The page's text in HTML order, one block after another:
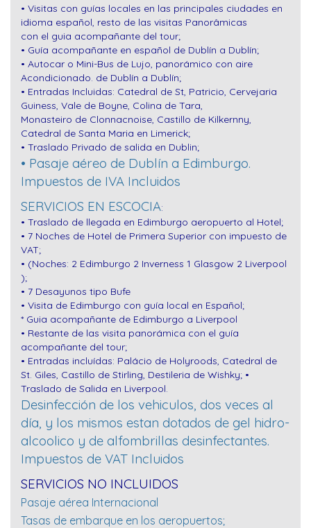
• Visitas con guías locales en las principales ciudades en
idioma español, resto de las visitas Panorâmicas
con el guia acompañante del tour;
• Guía acompañante en español de Dublín a Dublín;
• Autocar o Mini-Bus de Lujo, panorámico con aire
Acondicionado. de Dublín a Dublín;
• Entradas Incluidas: Catedral de St, Patricio, Cervejaria
Guiness, Vale de Boyne, Colina de Tara,
Monasteiro de Clonnacnoise, Castillo de Kilkernny,
Catedral de Santa Maria en Limerick;
• Traslado Privado de salida en Dublin;
• Pasaje aéreo de Dublín a Edimburgo.
Impuestos de IVA Incluidos
SERVICIOS EN ESCOCIA:
• Traslado de llegada en Edimburgo aeropuerto al Hotel;
• 7 Noches de Hotel de Primera Superior con impuesto de
VAT;
• (Noches: 2 Edimburgo 2 Inverness 1 Glasgow 2 Liverpool
);
• 7 Desayunos tipo Bufe
• Visita de Edimburgo con guía local en Español;
* Guia acompañante de Edimburgo a Liverpool
• Restante de las visita panorámica con el guía
acompañante del tour;
• Entradas incluídas: Palácio de Holyroods, Catedral de
St. Giles, Castillo de Stirling, Destileria de Wishky; •
Traslado de Salida en Liverpool.
Desinfección de los vehiculos, dos veces al
día, y los mismos estan dotados de gel hidro-
alcoolico y de alfombrillas desinfectantes.
Impuestos de VAT Incluidos
SERVICIOS NO INCLUIDOS
Pasaje aérea Internacional
Tasas de embarque en los aeropuertos;